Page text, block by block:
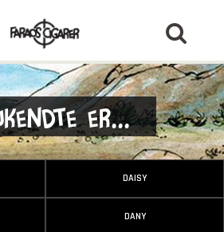
er...
DAISY
DANY